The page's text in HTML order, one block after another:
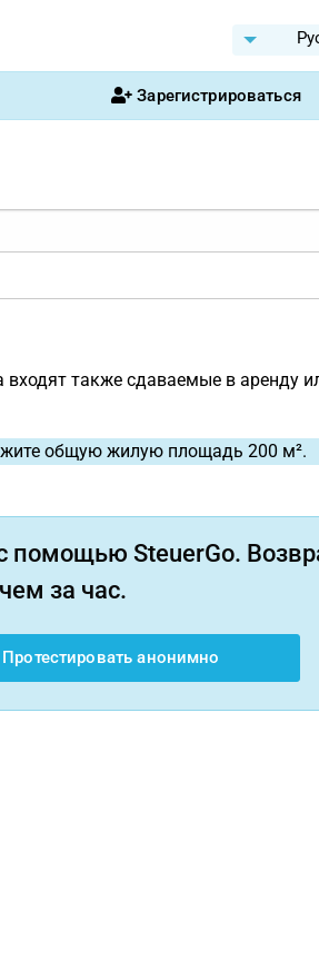
Зарегистрироваться
также сдаваемые в аренду
общую жилую площадь 200 м².
помощью SteuerGo.
за час.
Протестировать анонимно